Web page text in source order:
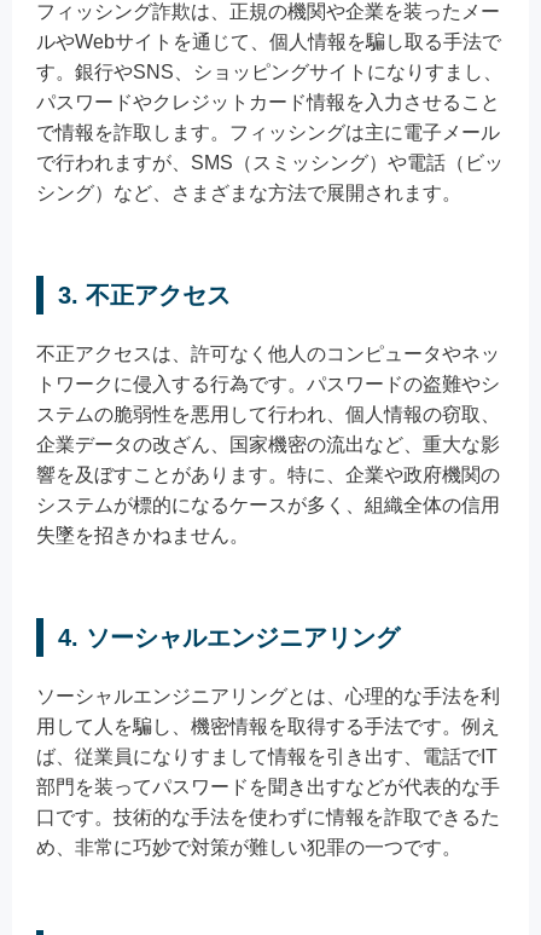
フィッシング詐欺は、正規の機関や企業を装ったメー
ルやWebサイトを通じて、個人情報を騙し取る手法で
す。銀行やSNS、ショッピングサイトになりすまし、
パスワードやクレジットカード情報を入力させること
で情報を詐取します。フィッシングは主に電子メール
で行われますが、SMS（スミッシング）や電話（ビッ
シング）など、さまざまな方法で展開されます。
3. 不正アクセス
不正アクセスは、許可なく他人のコンピュータやネッ
トワークに侵入する行為です。パスワードの盗難やシ
ステムの脆弱性を悪用して行われ、個人情報の窃取、
企業データの改ざん、国家機密の流出など、重大な影
響を及ぼすことがあります。特に、企業や政府機関の
システムが標的になるケースが多く、組織全体の信用
失墜を招きかねません。
4. ソーシャルエンジニアリング
ソーシャルエンジニアリングとは、心理的な手法を利
用して人を騙し、機密情報を取得する手法です。例え
ば、従業員になりすまして情報を引き出す、電話でIT
部門を装ってパスワードを聞き出すなどが代表的な手
口です。技術的な手法を使わずに情報を詐取できるた
め、非常に巧妙で対策が難しい犯罪の一つです。